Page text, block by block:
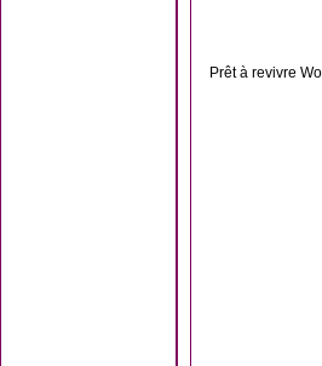
Prêt à revivre